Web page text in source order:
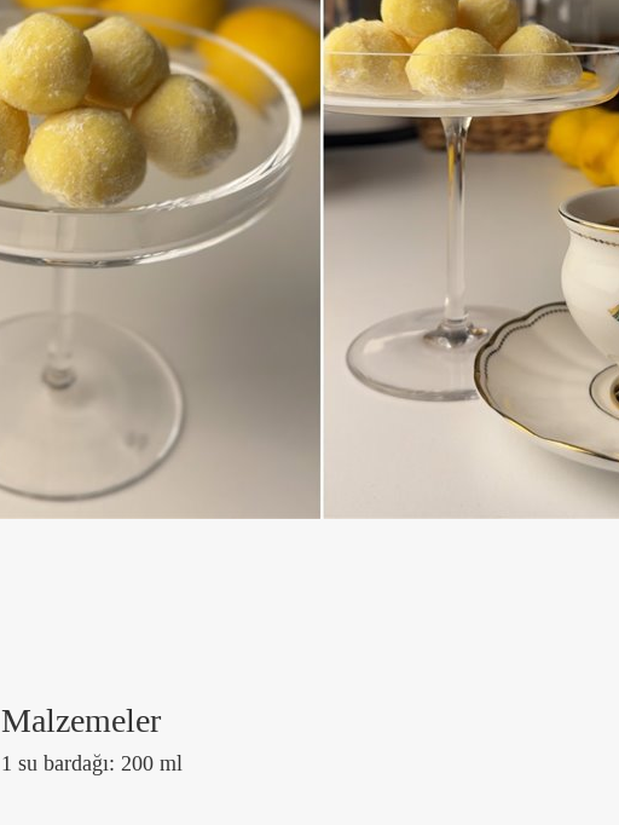
Malzemeler
1 su bardağı: 200 ml